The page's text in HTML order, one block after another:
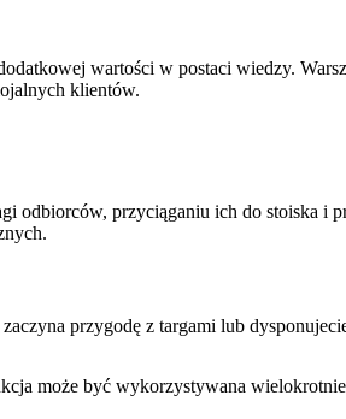
wartości w postaci wiedzy.
klientów.
odbiorców, przyciąganiu ich do stoiska i
przygodę z targami lub
może być wykorzystywana